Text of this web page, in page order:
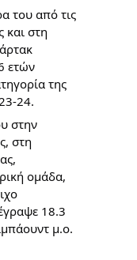
του από τις
και στη
ετών
της
24.
στην
στη
ομάδα,
18.3
μ.ο.